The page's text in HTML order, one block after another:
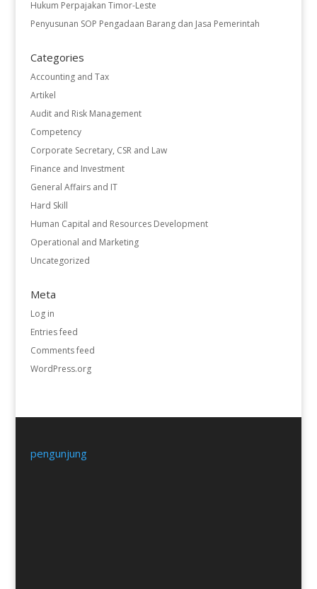
Hukum Perpajakan Timor-Leste
Penyusunan SOP Pengadaan Barang dan Jasa Pemerintah
Categories
Accounting and Tax
Artikel
Audit and Risk Management
Competency
Corporate Secretary, CSR and Law
Finance and Investment
General Affairs and IT
Hard Skill
Human Capital and Resources Development
Operational and Marketing
Uncategorized
Meta
Log in
Entries feed
Comments feed
WordPress.org
pengunjung